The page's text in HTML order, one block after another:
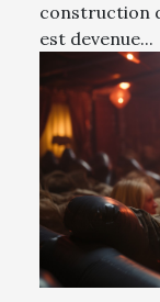
construction
est devenue...